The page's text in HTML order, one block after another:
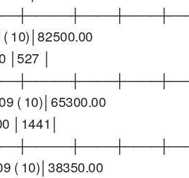
10)│82500.00
│527 │
( 10)│65300.00
│1441│
( 10)│38350.00